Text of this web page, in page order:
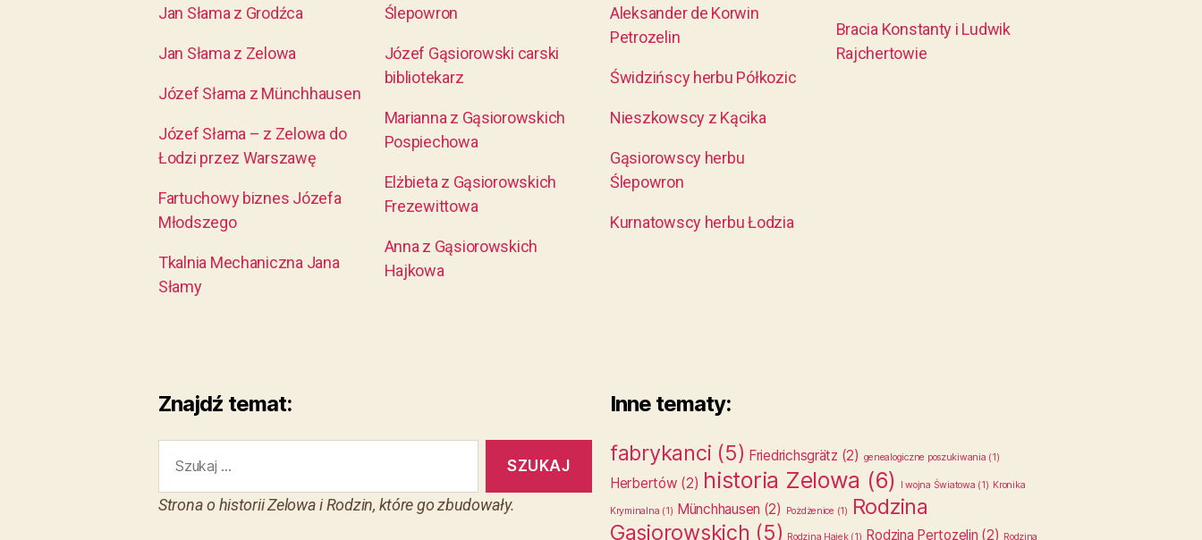
Jan Słama z Grodźca
Jan Słama z Zelowa
Józef Słama z Münchhausen
Józef Słama – z Zelowa do
Łodzi przez Warszawę
Fartuchowy biznes Józefa
Młodszego
Tkalnia Mechaniczna Jana
Słamy
Ślepowron
Józef Gąsiorowski carski
bibliotekarz
Marianna z Gąsiorowskich
Pospiechowa
Elżbieta z Gąsiorowskich
Frezewittowa
Anna z Gąsiorowskich
Hajkowa
Aleksander de Korwin
Petrozelin
Świdzińscy herbu Półkozic
Nieszkowscy z Kącika
Gąsiorowscy herbu
Ślepowron
Kurnatowscy herbu Łodzia
Bracia Konstanty i Ludwik
Rajchertowie
Znajdź temat:
Strona o historii Zelowa i Rodzin, które go zbudowały.
Inne tematy:
fabrykanci (5) Friedrichsgrätz (2) genealogiczne poszukiwania (1)
Herbertów (2) historia Zelowa (6) I wojna Światowa (1) Kronika
Kryminalna (1) Münchhausen (2) Pożdżenice (1)
Rodzina
Gąsiorowskich (5) Rodzina Hajek(1) Rodzina Pertozelin (2) Rodzina